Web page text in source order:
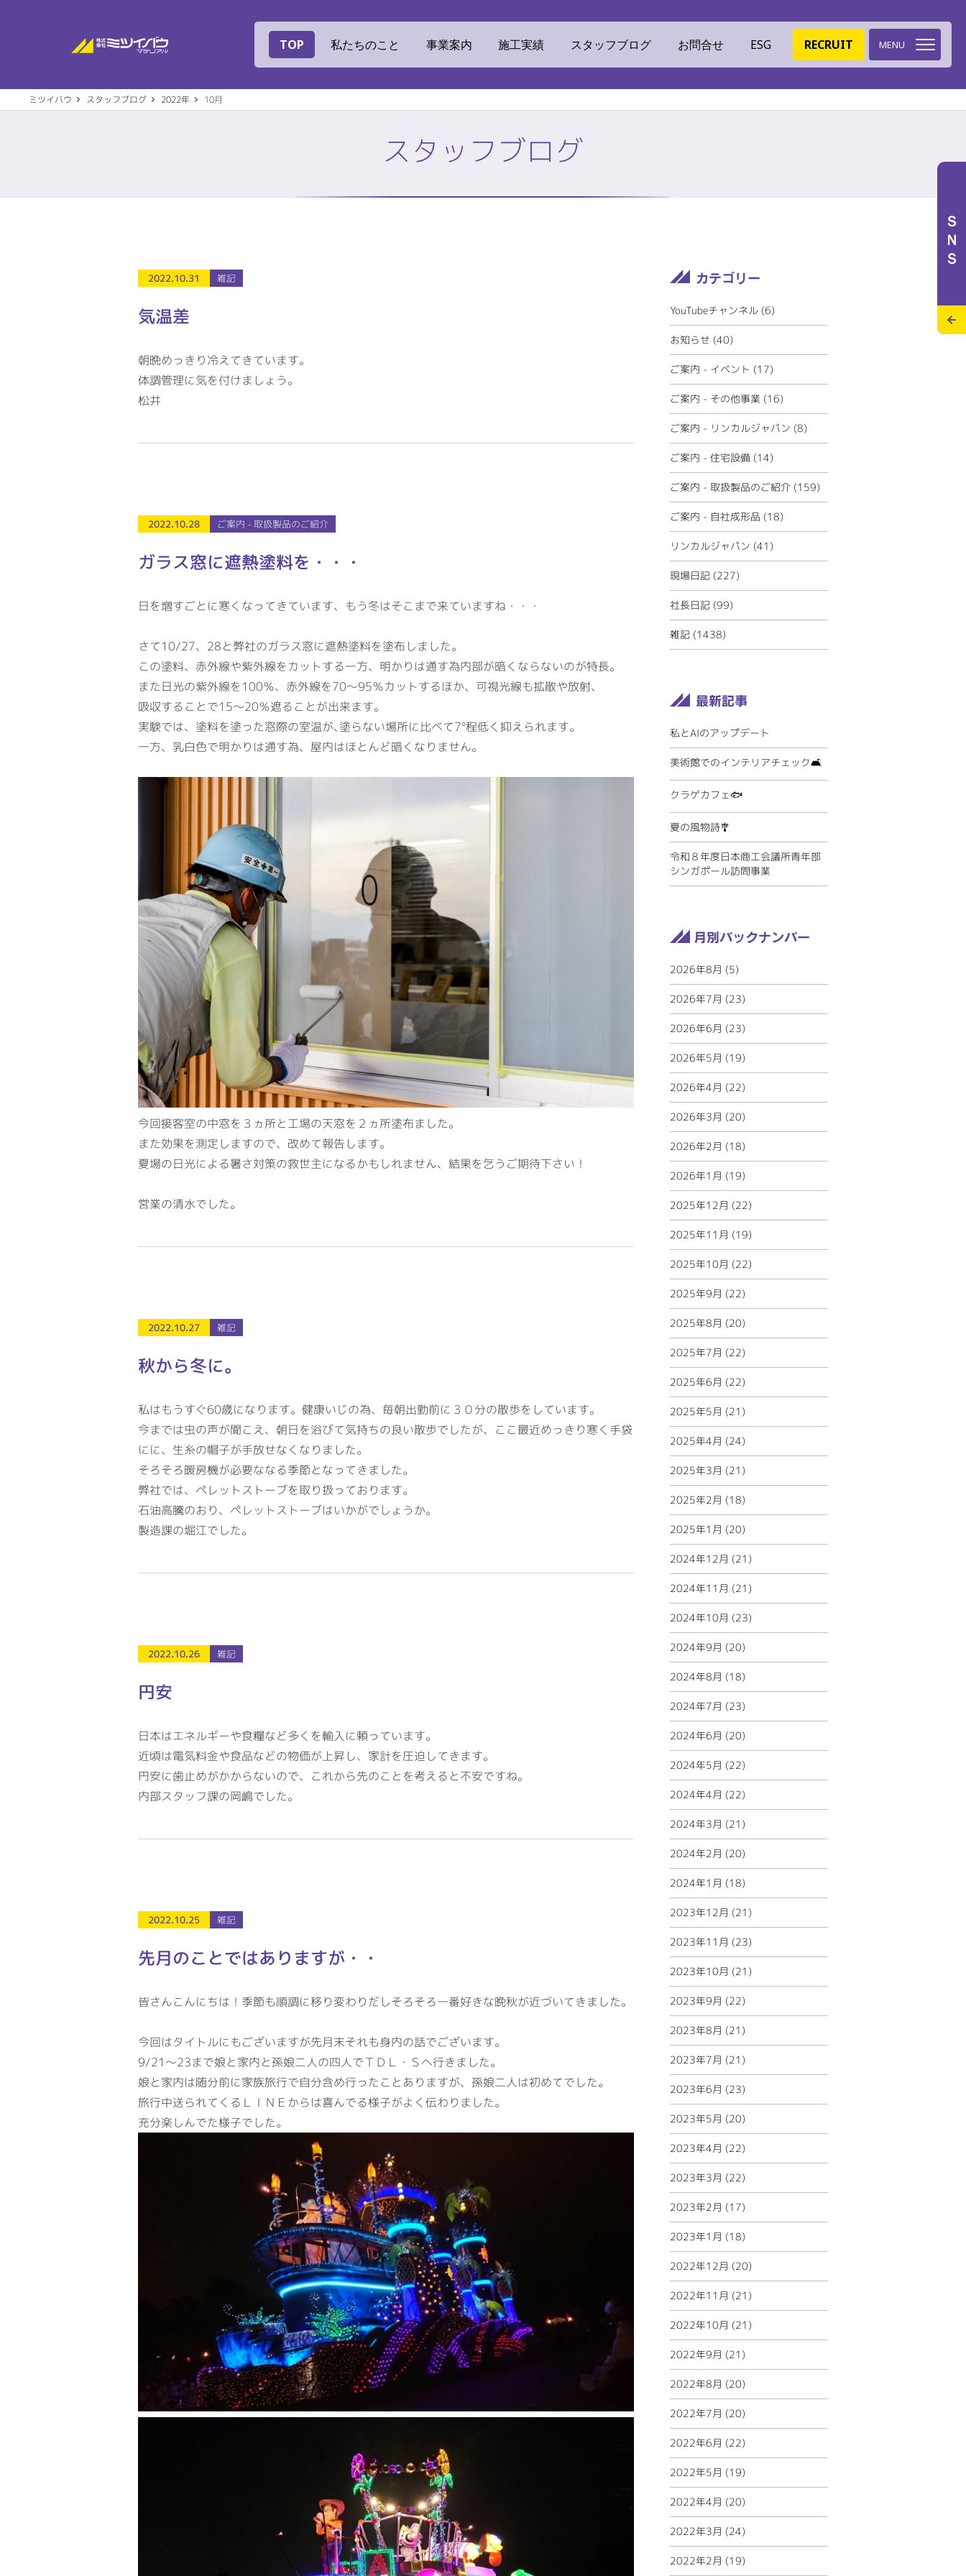
株式会社ミツイバウマテリアル
TOP 私たちのこと
代表挨拶・経営理念 ビジネスドメイン
事業案内
建築素材 ECOリフォーム
施工実績 スタッフブログ お問合せ ESG RECRUIT MENU
専用加工センター
特設サイト
ECOリフォーム
ペレットストーブ
ミツイバウデザイン
メディアポリシー
RECRUITサイト
ＳＮＳ
ミツイバウ スタッフブログ 2022年 10月
スタッフブログ
2022.10.31 雑記
気温差
朝晩めっきり冷えてきています。
体調管理に気を付けましょう。
松井
2022.10.28 ご案内 - 取扱製品のご紹介
ガラス窓に遮熱塗料を・・・
日を増すごとに寒くなってきています、もう冬はそこまで来ていますね・・・
さて10/27、28と弊社のガラス窓に遮熱塗料を塗布しました。
この塗料、赤外線や紫外線をカットする一方、明かりは通す為内部が暗くならないのが特長。
また日光の紫外線を100％、赤外線を70～95％カットするほか、可視光線も拡散や放射、
吸収することで15～20％遮ることが出来ます。
実験では、塗料を塗った窓際の室温が､塗らない場所に比べて7°程低く抑えられます。
一方、乳白色で明かりは通す為、屋内はほとんど暗くなりません。
今回接客室の中窓を３ヵ所と工場の天窓を２ヵ所塗布ました。
また効果を測定しますので、改めて報告します。
夏場の日光による暑さ対策の救世主になるかもしれません、結果を乞うご期待下さい！
営業の清水でした。
2022.10.27 雑記
秋から冬に。
私はもうすぐ60歳になります。健康いじの為、毎朝出勤前に３０分の散歩をしています。
今までは虫の声が聞こえ、朝日を浴びて気持ちの良い散歩でしたが、ここ最近めっきり寒く手袋
にに、生糸の帽子が手放せなくなりました。
そろそろ暖房機が必要ななる季節となってきました。
弊社では、ペレットストーブを取り扱っております。
石油高騰のおり、ペレットストーブはいかがでしょうか。
製造課の堀江でした。
2022.10.26 雑記
円安
日本はエネルギーや食糧など多くを輸入に頼っています。
近頃は電気料金や食品などの物価が上昇し、家計を圧迫してきます。
円安に歯止めがかからないので、これから先のことを考えると不安ですね。
内部スタッフ課の岡嶋でした。
2022.10.25 雑記
先月のことではありますが・・
皆さんこんにちは！季節も順調に移り変わりだしそろそろ一番好きな晩秋が近づいてきました。
今回はタイトルにもございますが先月末それも身内の話でございます。
9/21～23まで娘と家内と孫娘二人の四人でＴＤＬ・Ｓへ行きました。
娘と家内は随分前に家族旅行で自分含め行ったことありますが、孫娘二人は初めてでした。
旅行中送られてくるＬＩＮＥからは喜んでる様子がよく伝わりました。
充分楽しんでた様子でした。
YouTubeチャンネル (6)
お知らせ (40)
ご案内 - イベント (17)
ご案内 - その他事業 (16)
ご案内 - リンカルジャパン (8)
ご案内 - 住宅設備 (14)
ご案内 - 取扱製品のご紹介 (159)
ご案内 - 自社成形品 (18)
リンカルジャパン (41)
現場日記 (227)
社長日記 (99)
雑記 (1438)
私とAIのアップデート
美術館でのインテリアチェック🛋️
クラゲカフェ🐟
夏の風物詩🎐
令和８年度日本商工会議所青年部
シンガポール訪問事業
2026年8月 (5)
2026年7月 (23)
2026年6月 (23)
2026年5月 (19)
2026年4月 (22)
2026年3月 (20)
2026年2月 (18)
2026年1月 (19)
2025年12月 (22)
2025年11月 (19)
2025年10月 (22)
2025年9月 (22)
2025年8月 (20)
2025年7月 (22)
2025年6月 (22)
2025年5月 (21)
2025年4月 (24)
2025年3月 (21)
2025年2月 (18)
2025年1月 (20)
2024年12月 (21)
2024年11月 (21)
2024年10月 (23)
2024年9月 (20)
2024年8月 (18)
2024年7月 (23)
2024年6月 (20)
2024年5月 (22)
2024年4月 (22)
2024年3月 (21)
2024年2月 (20)
2024年1月 (18)
2023年12月 (21)
2023年11月 (23)
2023年10月 (21)
2023年9月 (22)
2023年8月 (21)
2023年7月 (21)
2023年6月 (23)
2023年5月 (20)
2023年4月 (22)
2023年3月 (22)
2023年2月 (17)
2023年1月 (18)
2022年12月 (20)
2022年11月 (21)
2022年10月 (21)
2022年9月 (21)
2022年8月 (20)
2022年7月 (20)
2022年6月 (22)
2022年5月 (19)
2022年4月 (20)
2022年3月 (24)
2022年2月 (19)